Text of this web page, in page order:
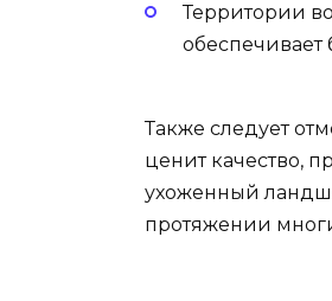
Территории
обеспечивает
Также следует
ценит качество,
ухоженный
протяжении